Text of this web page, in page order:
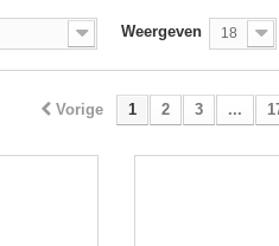
Weergeven 18
Vorige 1 2 3 ...